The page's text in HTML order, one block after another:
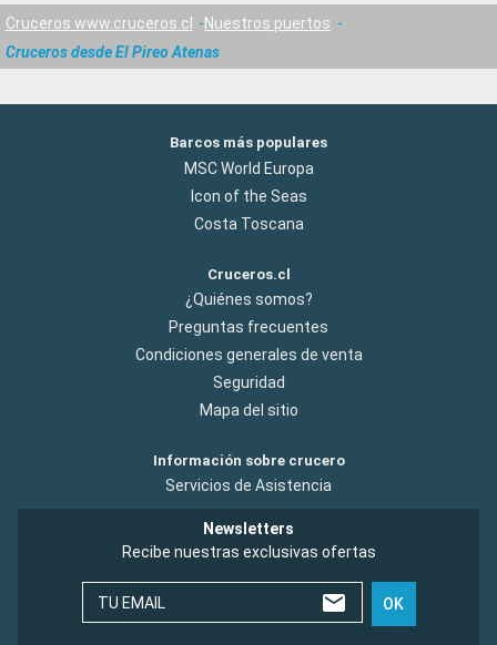
Cruceros www.cruceros.cl
Nuestros puertos
Cruceros desde El Pireo Atenas
Barcos más populares
MSC World Europa
Icon of the Seas
Costa Toscana
Cruceros.cl
¿Quiénes somos?
Preguntas frecuentes
Condiciones generales de venta
Seguridad
Mapa del sitio
Información sobre crucero
Servicios de Asistencia
Newsletters
Recibe nuestras exclusivas ofertas
TU EMAIL OK